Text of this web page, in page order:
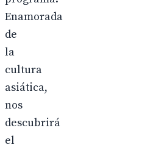
Enamorada
de
la
cultura
asiática,
nos
descubrirá
el